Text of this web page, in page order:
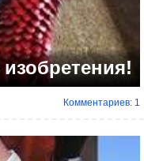
Комментариев: 1